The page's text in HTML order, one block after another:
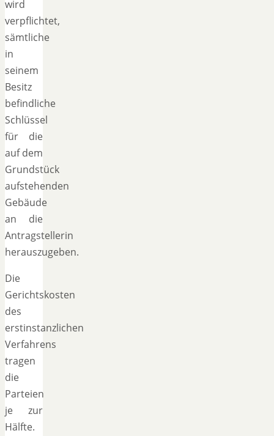
wird
verpflichtet,
sämtliche
in
seinem
Besitz
befindliche
Schlüssel
für die
auf dem
Grundstück
aufstehenden
Gebäude
an die
Antragstellerin
herauszugeben.
Die
Gerichtskosten
des
erstinstanzlichen
Verfahrens
tragen
die
Parteien
je zur
Hälfte.